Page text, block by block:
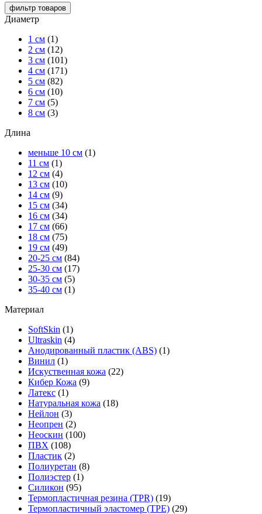
фильтр товаров
Диаметр
1 см (1)
2 см (12)
3 см (101)
4 см (171)
5 см (82)
6 см (10)
7 см (5)
8 см (3)
Длина
меньше 10 см (1)
11 см (1)
12 см (4)
13 см (10)
14 см (9)
15 см (34)
16 см (34)
17 см (66)
18 см (75)
19 см (49)
20-25 см (84)
25-30 см (17)
30-35 см (5)
35-40 см (1)
Материал
SoftSkin (1)
Ultraskin (4)
Анодированный пластик (ABS) (1)
Винил (1)
Искуственная кожа (22)
Кибер Кожа (9)
Латекс (1)
Натуральная кожа (18)
Нейлон (3)
Неопрен (2)
Неоскин (100)
ПВХ (108)
Пластик (2)
Полиуретан (8)
Полиэстер (1)
Силикон (95)
Термопластичная резина (TPR) (19)
Термопластичный эластомер (TPE) (29)